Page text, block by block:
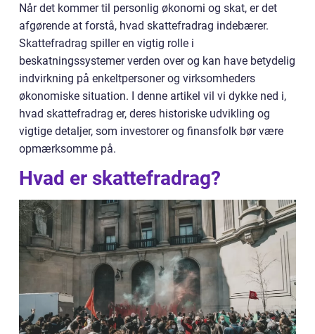
Når det kommer til personlig økonomi og skat, er det
afgørende at forstå, hvad skattefradrag indebærer.
Skattefradrag spiller en vigtig rolle i
beskatningssystemer verden over og kan have betydelig
indvirkning på enkeltpersoner og virksomheders
økonomiske situation. I denne artikel vil vi dykke ned i,
hvad skattefradrag er, deres historiske udvikling og
vigtige detaljer, som investorer og finansfolk bør være
opmærksomme på.
Hvad er skattefradrag?